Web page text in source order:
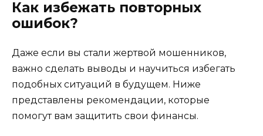
Как избежать повторных
ошибок?
Даже если вы стали жертвой мошенников,
важно сделать выводы и научиться избегать
подобных ситуаций в будущем. Ниже
представлены рекомендации, которые
помогут вам защитить свои финансы.